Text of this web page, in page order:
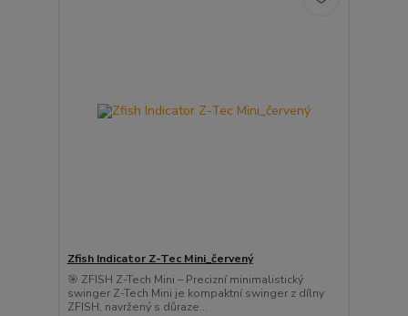
Zfish Indicator Z-Tec Mini_červený
🎯 ZFISH Z-Tech Mini – Precizní minimalistický
swinger Z-Tech Mini je kompaktní swinger z dílny
ZFISH, navržený s důraze...